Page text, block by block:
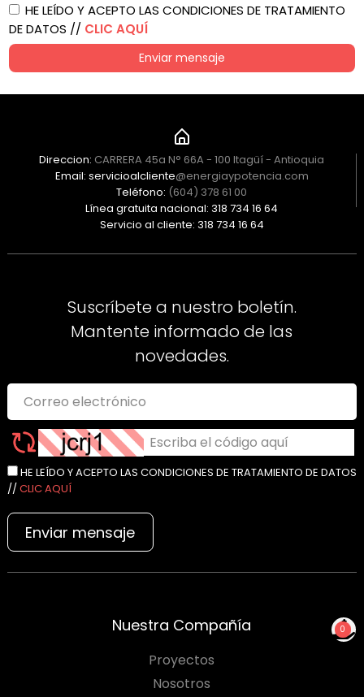
0
PARA COTIZAR
HE LEÍDO Y ACEPTO LAS CONDICIONES DE TRATAMIENTO
DE DATOS // CLIC AQUÍ
Enviar mensaje
Direccion: CARRERA 45a N° 66A - 100 Itagüí - Antioquia
Email: servicioalcliente@energiaypotencia.com
Teléfono: (604) 378 61 00
Línea gratuita nacional: 318 734 16 64
Servicio al cliente: 318 734 16 64
Suscríbete a nuestro boletín.
Mantente informado de las
novedades.
HE LEÍDO Y ACEPTO LAS CONDICIONES DE TRATAMIENTO DE DATOS
// CLIC AQUÍ
Enviar mensaje
Nuestra Compañía
Proyectos
Nosotros